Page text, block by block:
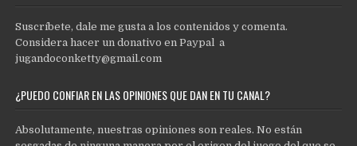
Suscríbete, dale me gusta a los contenidos y comenta.
Considera hacer un donativo en Paypal a
jugandoconketty@gmail.com
¿PUEDO CONFIAR EN LAS OPINIONES QUE DAN EN TU CANAL?
Absolutamente, nuestras opiniones son reales. No están